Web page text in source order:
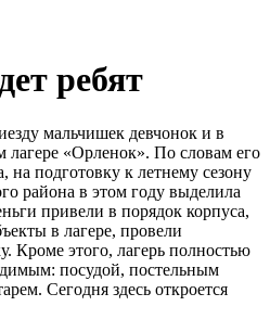
ребят
мальчишек девчонок и в
лагере «Орленок». По словам его
на подготовку к летнему сезону
района в этом году выделила
привели в порядок корпуса,
в лагере, провели
Кроме этого, лагерь полностью
посудой, постельным
Сегодня здесь откроется